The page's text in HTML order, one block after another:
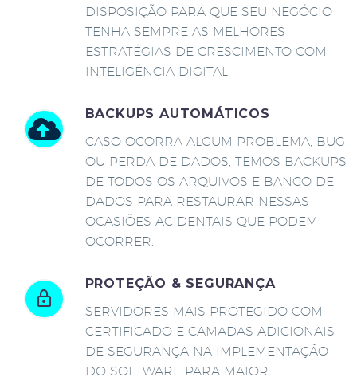
DISPOSIÇÃO PARA QUE SEU NEGÓCIO
TENHA SEMPRE AS MELHORES
ESTRATÉGIAS DE CRESCIMENTO COM
INTELIGÊNCIA DIGITAL.
BACKUPS AUTOMÁTICOS
CASO OCORRA ALGUM PROBLEMA, BUG
OU PERDA DE DADOS, TEMOS BACKUPS
DE TODOS OS ARQUIVOS E BANCO DE
DADOS PARA RESTAURAR NESSAS
OCASIÕES ACIDENTAIS QUE PODEM
OCORRER.
PROTEÇÃO & SEGURANÇA
SERVIDORES MAIS PROTEGIDO COM
CERTIFICADO E CAMADAS ADICIONAIS
DE SEGURANÇA NA IMPLEMENTAÇÃO
DO SOFTWARE PARA MAIOR